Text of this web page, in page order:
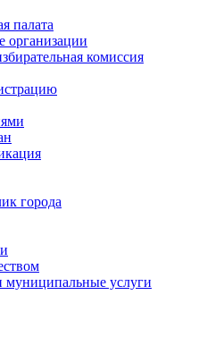
палата
организации
комиссия
города
муниципальные услуги